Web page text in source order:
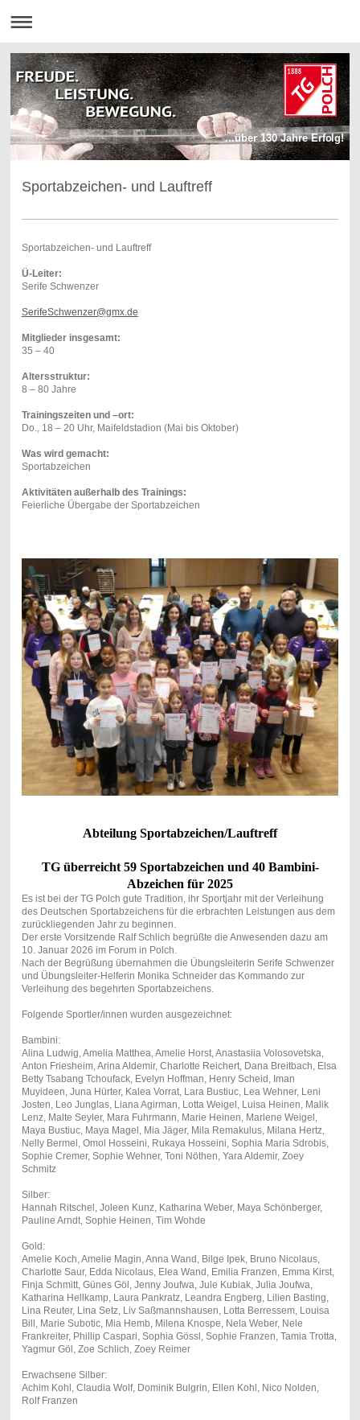
...über 130 Jahre Erfolg!
Sportabzeichen- und Lauftreff
Sportabzeichen- und Lauftreff
Ü-Leiter:
Serife Schwenzer
SerifeSchwenzer@gmx.de
Mitglieder insgesamt:
35 – 40
Altersstruktur:
8 – 80 Jahre
Trainingszeiten und –ort:
Do., 18 – 20 Uhr, Maifeldstadion (Mai bis Oktober)
Was wird gemacht:
Sportabzeichen
Aktivitäten außerhalb des Trainings:
Feierliche Übergabe der Sportabzeichen
Abteilung Sportabzeichen/Lauftreff
TG überreicht 59 Sportabzeichen und 40 Bambini-
Abzeichen für 2025
Es ist bei der TG Polch gute Tradition, ihr Sportjahr mit der Verleihung
des Deutschen Sportabzeichens für die erbrachten Leistungen aus dem
zurückliegenden Jahr zu beginnen.
Der erste Vorsitzende Ralf Schlich begrüßte die Anwesenden dazu am
10. Januar 2026 im Forum in Polch.
Nach der Begrüßung übernahmen die Übungsleiterin Serife Schwenzer
und Übungsleiter-Helferin Monika Schneider das Kommando zur
Verleihung des begehrten Sportabzeichens.
Folgende Sportler/innen wurden ausgezeichnet:
Bambini:
Alina Ludwig, Amelia Matthea, Amelie Horst, Anastasiia Volosovetska,
Anton Friesheim, Arina Aldemir, Charlotte Reichert, Dana Breitbach, Elsa
Betty Tsabang Tchoufack, Evelyn Hoffman, Henry Scheid, Iman
Muyideen, Juna Hürter, Kalea Vorrat, Lara Bustiuc, Lea Wehner, Leni
Josten, Leo Junglas, Liana Agirman, Lotta Weigel, Luisa Heinen, Malik
Lenz, Malte Seyler, Mara Fuhrmann, Marie Heinen, Marlene Weigel,
Maya Bustiuc, Maya Magel, Mia Jäger, Mila Remakulus, Milana Hertz,
Nelly Bermel, Omol Hosseini, Rukaya Hosseini, Sophia Maria Sdrobis,
Sophie Cremer, Sophie Wehner, Toni Nöthen, Yara Aldemir, Zoey
Schmitz
Silber:
Hannah Ritschel, Joleen Kunz, Katharina Weber, Maya Schönberger,
Pauline Arndt, Sophie Heinen, Tim Wohde
Gold:
Amelie Koch, Amelie Magin, Anna Wand, Bilge Ipek, Bruno Nicolaus,
Charlotte Saur, Edda Nicolaus, Elea Wand, Emilia Franzen, Emma Kirst,
Finja Schmitt, Günes Göl, Jenny Joufwa, Jule Kubiak, Julia Joufwa,
Katharina Hellkamp, Laura Pankratz, Leandra Engberg, Lilien Basting,
Lina Reuter, Lina Setz, Liv Saßmannshausen, Lotta Berressem, Louisa
Bill, Marie Subotic, Mia Hemb, Milena Knospe, Nela Weber, Nele
Frankreiter, Phillip Caspari, Sophia Gössl, Sophie Franzen, Tamia Trotta,
Yagmur Göl, Zoe Schlich, Zoey Reimer
Erwachsene Silber:
Achim Kohl, Claudia Wolf, Dominik Bulgrin, Ellen Kohl, Nico Nolden,
Rolf Franzen